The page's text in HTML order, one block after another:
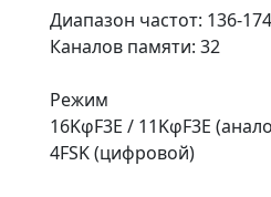
Диапазон частот: 136-
Каналов памяти: 32
Режим
16KφF3E / 11KφF3E
4FSK (цифровой)